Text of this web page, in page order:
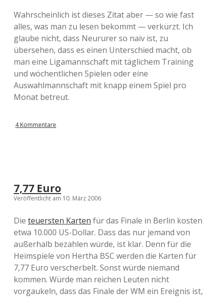
Wahrscheinlich ist dieses Zitat aber — so wie fast
alles, was man zu lesen bekommt — verkürzt. Ich
glaube nicht, dass Neururer so naiv ist, zu
übersehen, dass es einen Unterschied macht, ob
man eine Ligamannschaft mit täglichem Training
und wöchentlichen Spielen oder eine
Auswahlmannschaft mit knapp einem Spiel pro
Monat betreut.
4 Kommentare
7,77 Euro
Veröffentlicht am 10. März 2006
Die teuersten Karten für das Finale in Berlin kosten
etwa 10.000 US-Dollar. Dass das nur jemand von
außerhalb bezahlen würde, ist klar. Denn für die
Heimspiele von Hertha BSC werden die Karten für
7,77 Euro verscherbelt. Sonst würde niemand
kommen. Würde man reichen Leuten nicht
vorgaukeln, dass das Finale der WM ein Ereignis ist,